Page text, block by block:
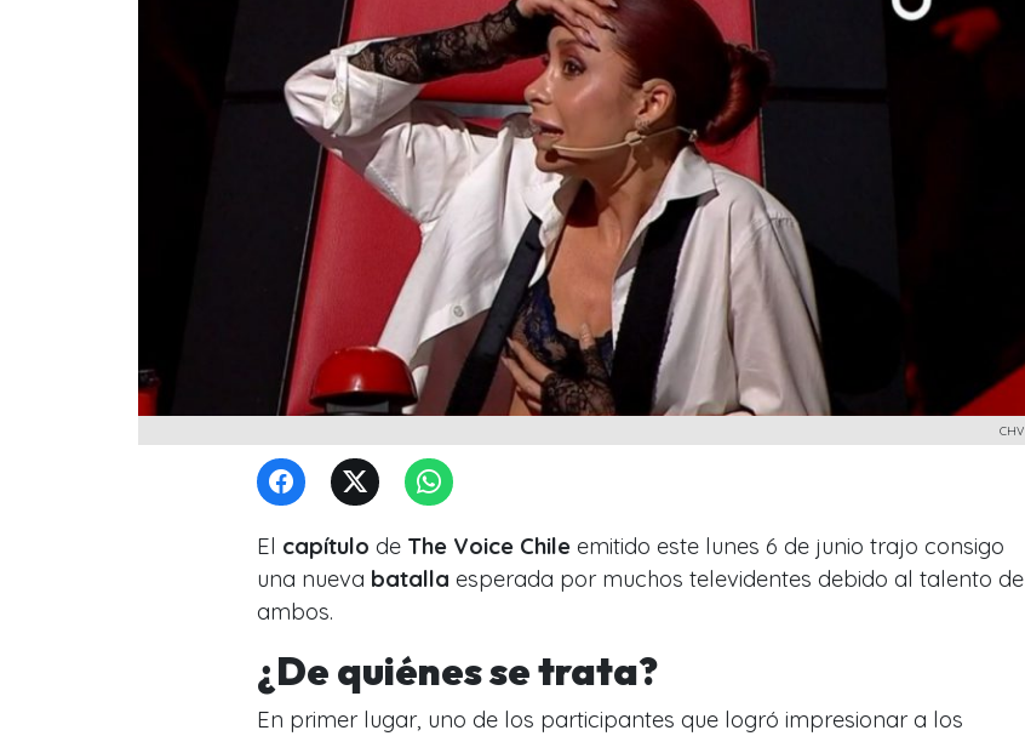
CHV
El capítulo de The Voice Chile emitido este lunes 6 de junio trajo consigo
una nueva batalla esperada por muchos televidentes debido al talento de
ambos.
¿De quiénes se trata?
En primer lugar, uno de los participantes que logró impresionar a los